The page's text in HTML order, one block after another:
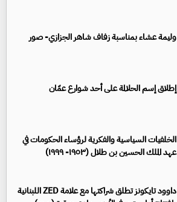
وليمة عشاء بمناسبة زفاف شاهر الجزازي- صور
إطلاق إسم الحلالمة على أحد شوارع عمّان
الخلفيات السياسية والفكرية لرؤساء الحكومات في
عهد الملك الحسين بن طلال (١٩٥٣- ١٩٩٩)
داوود تايكونز تطلق شراكتها مع علامة ZED اللبنانية